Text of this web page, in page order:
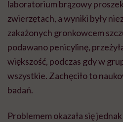
laboratorium brązowy
zwierzętach, a wyniki były
zakażonych gronkowcem
podawano penicylinę,
większość, podczas gdy w
wszystkie. Zachęciło to
badań.
Problemem okazała się